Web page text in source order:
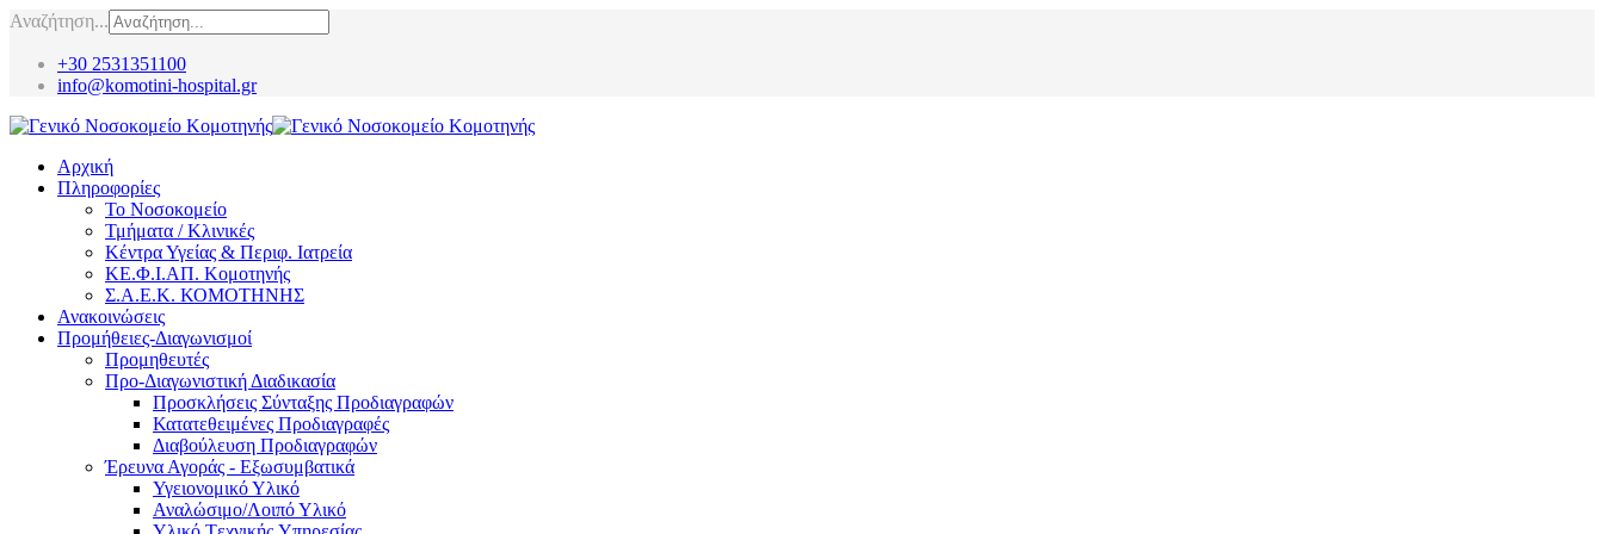
Αναζήτηση...
+30 2531351100
info@komotini-hospital.gr
Αρχική
Πληροφορίες
Το Νοσοκομείο
Τμήματα / Κλινικές
Κέντρα Υγείας & Περιφ. Ιατρεία
ΚΕ.Φ.Ι.ΑΠ. Κομοτηνής
Σ.Α.Ε.Κ. ΚΟΜΟΤΗΝΗΣ
Ανακοινώσεις
Προμήθειες-Διαγωνισμοί
Προμηθευτές
Προ-Διαγωνιστική Διαδικασία
Προσκλήσεις Σύνταξης Προδιαγραφών
Κατατεθειμένες Προδιαγραφές
Διαβούλευση Προδιαγραφών
Έρευνα Αγοράς - Εξωσυμβατικά
Υγειονομικό Υλικό
Αναλώσιμο/Λοιπό Υλικό